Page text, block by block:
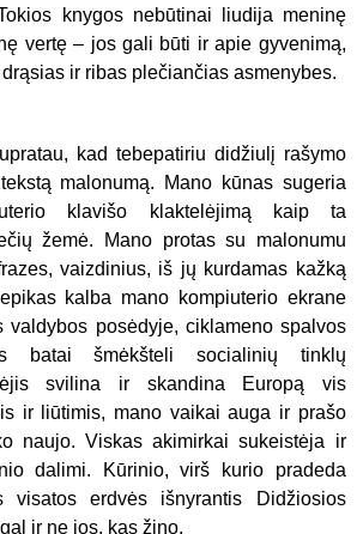
knygos nebūtinai liudija meninę
vertę – jos gali būti ir apie gyvenimą,
ir ribas plečiančias asmenybes.
kad tebepatiriu didžiulį rašymo
malonumą. Mano kūnas sugeria
klavišo klaktelėjimą kaip ta
žemė. Mano protas su malonumu
vaizdinius, iš jų kurdamas kažką
kalba mano kompiuterio ekrane
valdybos posėdyje, ciklameno spalvos
batai šmėkšteli socialinių tinklų
svilina ir skandina Europą vis
ir liūtimis, mano vaikai auga ir prašo
naujo. Viskas akimirkai sukeistėja ir
dalimi. Kūrinio, virš kurio pradeda
visatos erdvės išnyrantis Didžiosios
ir ne jos, kas žino.